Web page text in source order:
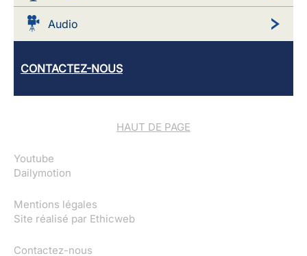
Audio
CONTACTEZ-NOUS
HAUT DE PAGE
Youtube
Dailymotion
Mentions légales
Site réalisé par Ethicweb
Contactez-nous